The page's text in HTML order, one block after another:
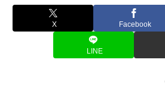
X Facebook
LINE